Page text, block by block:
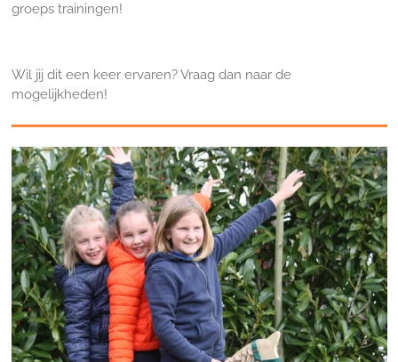
groeps trainingen!
Wil jij dit een keer ervaren? Vraag dan naar de
mogelijkheden!